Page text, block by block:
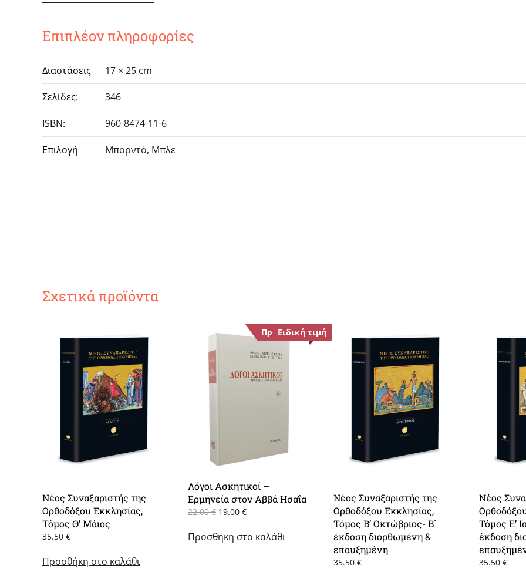
Επιπλέον πληροφορίες
Διαστάσεις 17 × 25 cm
Σελίδες: 346
ISBN: 960-8474-11-6
Επιλογή Μπορντό, Μπλε
Σχετικά προϊόντα
Νέος Συναξαριστής της
Ορθοδόξου Εκκλησίας,
Τόμος Θ’ Μάιος
35.50 €
Προσθήκη στο καλάθι
Προσφορά!
Ειδική τιμή
Λόγοι Ασκητικοί –
Ερμηνεία στον Αββά Ησαΐα
22.00€ Original
was:
19.00 €Η
τιμή
Προσθήκη στο καλάθι
Νέος Συναξαριστής της
Ορθοδόξου Εκκλησίας,
Τόμος Β’ Οκτώβριος- Β´
έκδοση διορθωμένη &
επαυξημένη
35.50 €
Νέος
Τόμος Ε’
έκδοση
35.50 €